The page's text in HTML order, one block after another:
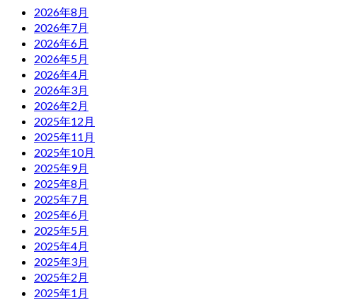
2026年8月
2026年7月
2026年6月
2026年5月
2026年4月
2026年3月
2026年2月
2025年12月
2025年11月
2025年10月
2025年9月
2025年8月
2025年7月
2025年6月
2025年5月
2025年4月
2025年3月
2025年2月
2025年1月